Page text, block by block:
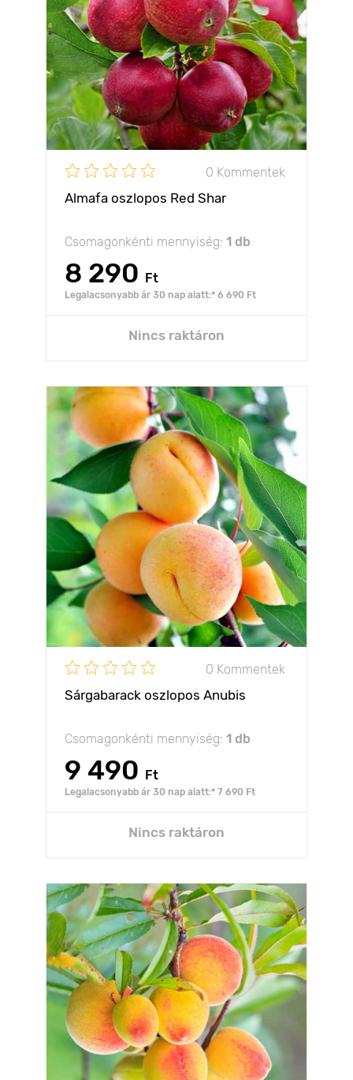
0 Kommentek
Almafa oszlopos Red Shar
Csomagonkénti mennyiség: 1 db
8 290 Ft
Legalacsonyabb ár 30 nap alatt:* 6 690 Ft
Nincs raktáron
0 Kommentek
Sárgabarack oszlopos Anubis
Csomagonkénti mennyiség: 1 db
9 490 Ft
Legalacsonyabb ár 30 nap alatt:* 7 690 Ft
Nincs raktáron